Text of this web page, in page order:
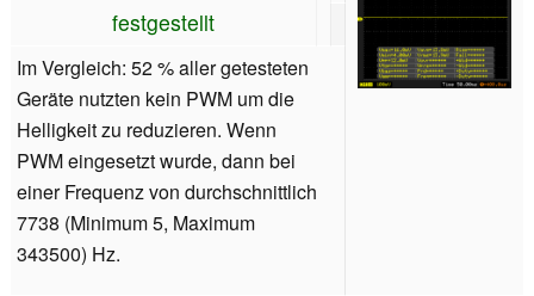
festgestellt
Im Vergleich: 52 % aller getesteten
Geräte nutzten kein PWM um die
Helligkeit zu reduzieren. Wenn
PWM eingesetzt wurde, dann bei
einer Frequenz von durchschnittlich
7738 (Minimum 5, Maximum
343500) Hz.